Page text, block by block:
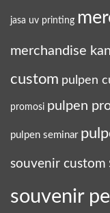
jasa uv printing
merchandise
custom pulpen
promosi pulpen
pulpen seminar
souvenir custom
souvenir